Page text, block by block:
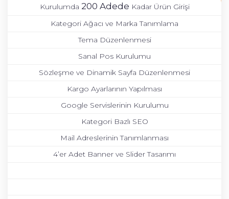
Kurulumda 200 Adede Kadar Ürün Girişi
Kategori Ağacı ve Marka Tanımlama
Tema Düzenlenmesi
Sanal Pos Kurulumu
Sözleşme ve Dinamik Sayfa Düzenlenmesi
Kargo Ayarlarının Yapılması
Google Servislerinin Kurulumu
Kategori Bazlı SEO
Mail Adreslerinin Tanımlanması
4’er Adet Banner ve Slider Tasarımı